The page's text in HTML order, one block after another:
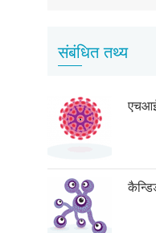
संबंधित तथ्य